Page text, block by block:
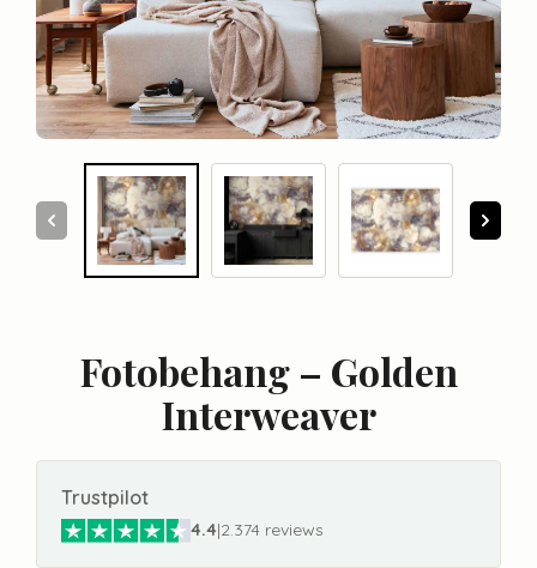
Fotobehang – Golden
Interweaver
Trustpilot
4.4|2.374 reviews